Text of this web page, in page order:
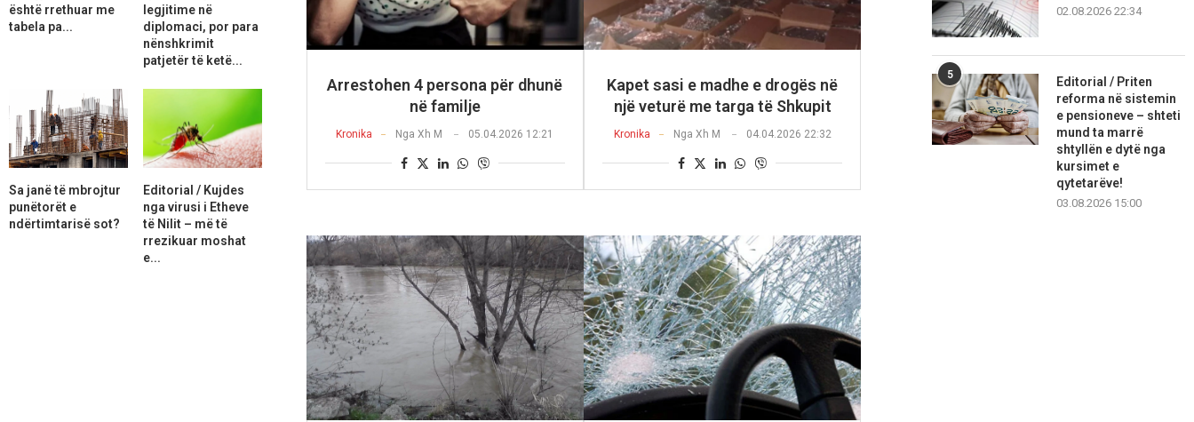
Arrestohen 4 persona për dhunë
në familje
Kronika NgaXh M 05.04.2026 12:21
Kapet sasi e madhe e drogës në
një veturë me targa të Shkupit
Kronika Nga Xh M 04.04.2026 22:32
02.08.2026 22:34
5
Editorial / Priten
reforma në sistemin
e pensioneve – shteti
mund ta marrë
shtyllën e dytë nga
kursimet e
qytetarëve!
03.08.2026 15:00
është rrethuar me
tabela pa...
legjitime në
diplomaci, por para
nënshkrimit
patjetër të ketë...
Sa janë të mbrojtur
punëtorët e
ndërtimtarisë sot?
Editorial / Kujdes
nga virusi i Etheve
të Nilit – më të
rrezikuar moshat
e...